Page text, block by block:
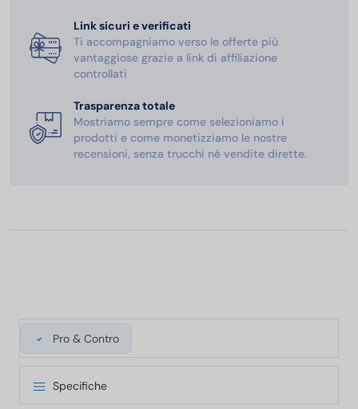
Link sicuri e verificati
Ti accompagniamo verso le offerte più
vantaggiose grazie a link di affiliazione
controllati
Trasparenza totale
Mostriamo sempre come selezioniamo i
prodotti e come monetizziamo le nostre
recensioni, senza trucchi né vendite dirette.
Pro & Contro
Specifiche